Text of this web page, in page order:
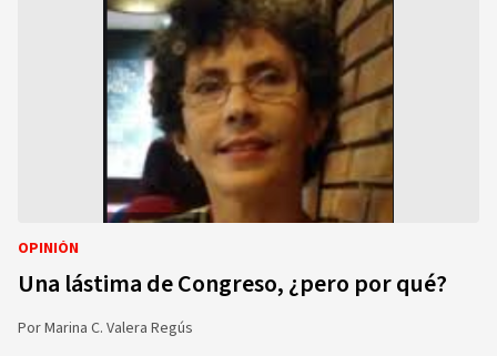
OPINIÓN
Una lástima de Congreso, ¿pero por qué?
PorMarina C. Valera Regús